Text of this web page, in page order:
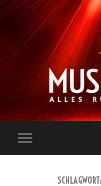
Mobile-
Menü
SCHLAGWORT: